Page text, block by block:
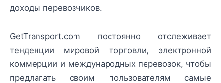
доходы перевозчиков.
GetTransport.com постоянно отслеживает
тенденции мировой торговли, электронной
коммерции и международных перевозок, чтобы
предлагать своим пользователям самые